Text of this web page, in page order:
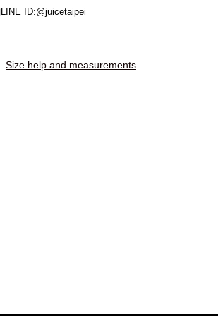
ID:@juicetaipei
Size help and measurements